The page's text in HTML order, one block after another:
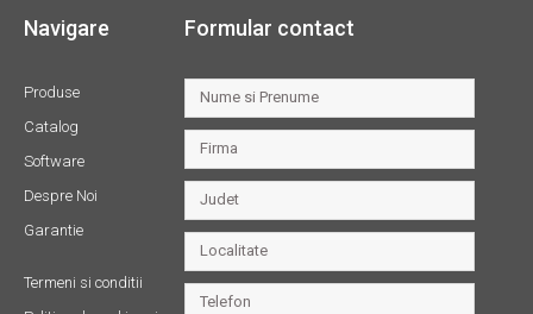
Navigare
Produse
Catalog
Software
Despre Noi
Garantie
Termeni si conditii
Formular contact